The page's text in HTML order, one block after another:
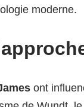
moderne.
ont